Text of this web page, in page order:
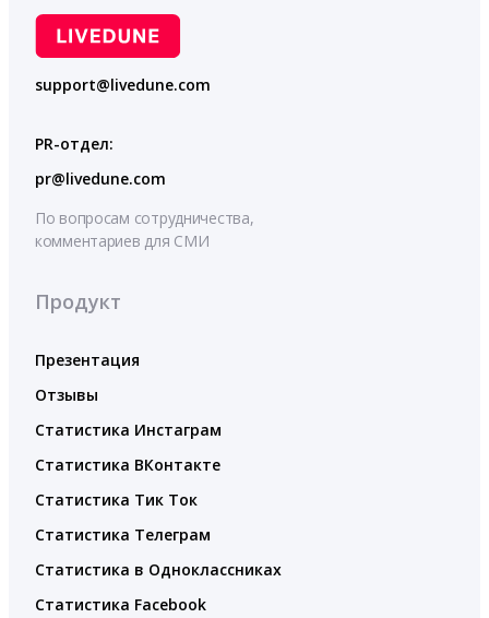
support@livedune.com
PR-отдел:
pr@livedune.com
По вопросам сотрудничества,
комментариев для СМИ
Продукт
Презентация
Отзывы
Статистика Инстаграм
Статистика ВКонтакте
Статистика Тик Ток
Статистика Телеграм
Статистика в Одноклассниках
Статистика Facebook